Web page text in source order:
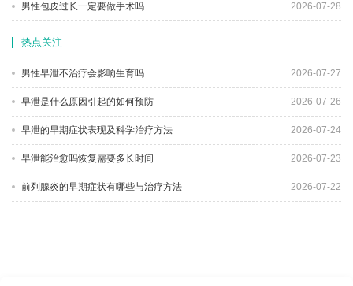
男性包皮过长一定要做手术吗 2026-07-28
热点关注
男性早泄不治疗会影响生育吗 2026-07-27
早泄是什么原因引起的如何预防 2026-07-26
早泄的早期症状表现及科学治疗方法 2026-07-24
早泄能治愈吗恢复需要多长时间 2026-07-23
前列腺炎的早期症状有哪些与治疗方法 2026-07-22